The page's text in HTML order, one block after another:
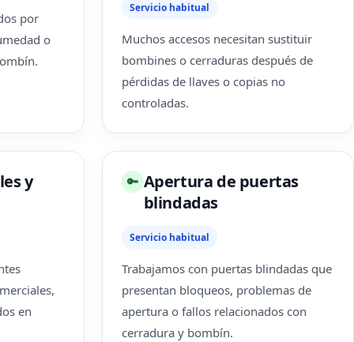
por
o
Servicio habitual
Muchos accesos necesitan sustituir
bombines o cerraduras después de
pérdidas de llaves o copias no
controladas.
y
en
🔑 Apertura de puertas
blindadas
Servicio habitual
Trabajamos con puertas blindadas que
presentan bloqueos, problemas de
apertura o fallos relacionados con
cerradura y bombín.